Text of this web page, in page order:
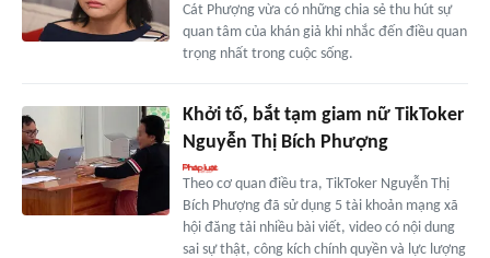
Cát Phượng vừa có những chia sẻ thu hút sự
quan tâm của khán giả khi nhắc đến điều quan
trọng nhất trong cuộc sống.
Khởi tố, bắt tạm giam nữ TikToker
Nguyễn Thị Bích Phượng
Theo cơ quan điều tra, TikToker Nguyễn Thị
Bích Phượng đã sử dụng 5 tài khoản mạng xã
hội đăng tải nhiều bài viết, video có nội dung
sai sự thật, công kích chính quyền và lực lượng